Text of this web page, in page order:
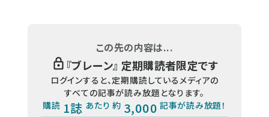
この先の内容は...
『ブレーン』 定期購読者限定です
ログインすると、定期購読しているメディアの
すべての記事が読み放題となります。
購読 1誌 あたり 約 3,000 記事が読み放題！